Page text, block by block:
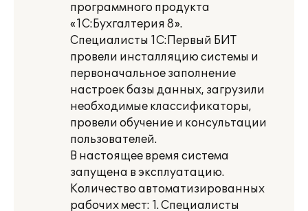
программного продукта
«1С:Бухгалтерия 8».
Специалисты 1С:Первый БИТ
провели инсталляцию системы и
первоначальное заполнение
настроек базы данных, загрузили
необходимые классификаторы,
провели обучение и консультации
пользователей.
В настоящее время система
запущена в эксплуатацию.
Количество автоматизированных
рабочих мест: 1. Специалисты